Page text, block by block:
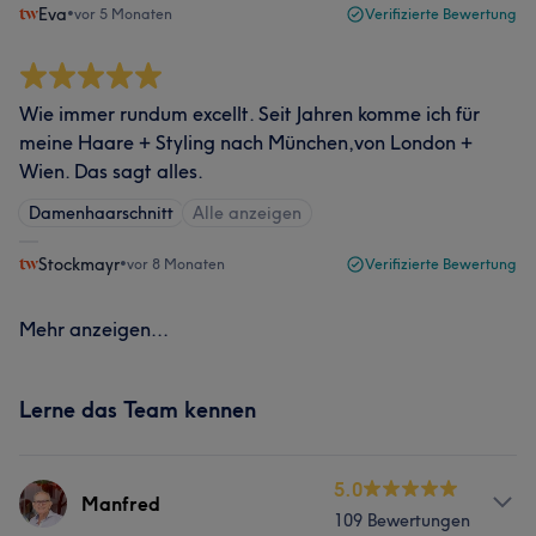
Eva•vor 5 Monaten Verifizierte Bewertung
Wie immer rundum excellt. Seit Jahren komme ich für
meine Haare + Styling nach München,von London +
Wien. Das sagt alles.
Damenhaarschnitt Alle anzeigen
Stockmayr•vor 8 Monaten Verifizierte Bewertung
Mehr anzeigen...
Lerne das Team kennen
Manfred
5.0
109 Bewertungen